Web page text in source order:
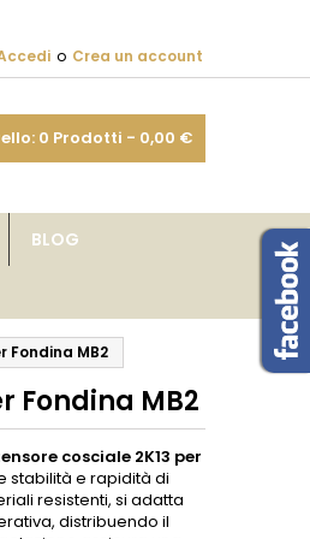
o Crea un account
0 Prodotti - 0,00 €
BLOG
Fondina MB2
Fondina MB2
cosciale 2K13 per
stabilità e rapidità di
resistenti, si adatta
distribuendo il